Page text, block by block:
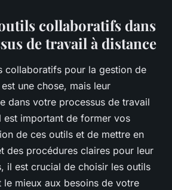
collaboratifs dans
de travail à distance
collaboratifs pour la gestion de
une chose, mais leur
dans votre processus de travail
est important de former vos
de ces outils et de mettre en
des procédures claires pour leur
il est crucial de choisir les outils
mieux aux besoins de votre